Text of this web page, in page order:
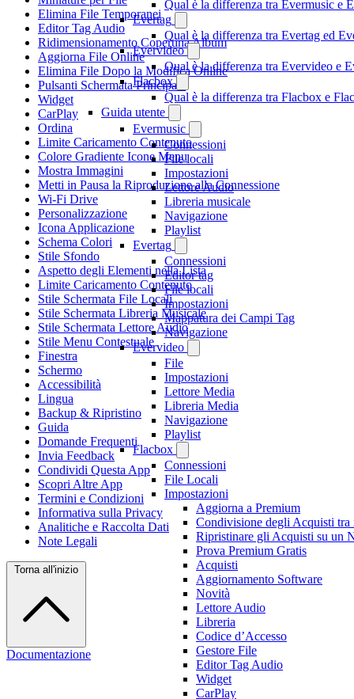
Qual è la differenza tra Evermusic e
Evertag
Qual è la differenza tra Evertag ed
Evervideo
Qual è la differenza tra Evervideo e
Flacbox
Qual è la differenza tra Flacbox e
Guida utente
Evermusic
Connessioni
File locali
Impostazioni
Lettore Audio
Libreria musicale
Navigazione
Playlist
Evertag
Connessioni
Editor tag
File locali
Impostazioni
Mappatura dei Campi Tag
Navigazione
Evervideo
File
Impostazioni
Lettore Media
Libreria Media
Navigazione
Playlist
Flacbox
Connessioni
File Locali
Impostazioni
Aggiorna a Premium
Condivisione degli Acquisti tra
Ripristinare gli Acquisti su un
Prova Premium Gratis
Acquisti
Aggiornamento Software
Novità
Lettore Audio
Libreria
Codice d’Accesso
Gestore File
Editor Tag Audio
Widget
CarPlay
Elimina File Temporanei
Editor Tag Audio
Ridimensionamento Copertina Album
Aggiorna File Online
Elimina File Dopo la Modifica Online
Pulsanti Schermata Principale
Widget
CarPlay
Ordina
Limite Caricamento Contenuto
Colore Gradiente Icone Menu
Mostra Immagini
Metti in Pausa la Riproduzione alla Connessione
Wi-Fi Drive
Personalizzazione
Icona Applicazione
Schema Colori
Stile Sfondo
Aspetto degli Elementi nella Lista
Limite Caricamento Contenuto
Stile Schermata File Locali
Stile Schermata Libreria Musicale
Stile Schermata Lettore Audio
Stile Menu Contestuale
Finestra
Schermo
Accessibilità
Lingua
Backup & Ripristino
Guida
Domande Frequenti
Invia Feedback
Condividi Questa App
Scopri Altre App
Termini e Condizioni
Informativa sulla Privacy
Analitiche e Raccolta Dati
Note Legali
Torna all'inizio
Documentazione